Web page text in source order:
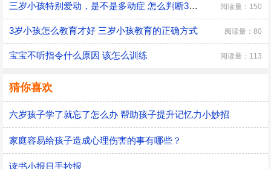
三岁小孩特别爱动，是不是多动症 怎么判断3岁多动症？ 阅读量：150
3岁小孩怎么教育才好 三岁小孩教育的正确方式 阅读量：80
宝宝不听指令什么原因 该怎么训练 阅读量：113
猜你喜欢
六岁孩子学了就忘了怎么办 帮助孩子提升记忆力小妙招
家庭容易给孩子造成心理伤害的事有哪些？
读书小报日手抄报